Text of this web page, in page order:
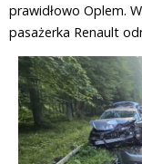
prawidłowo Oplem.
pasażerka Renault